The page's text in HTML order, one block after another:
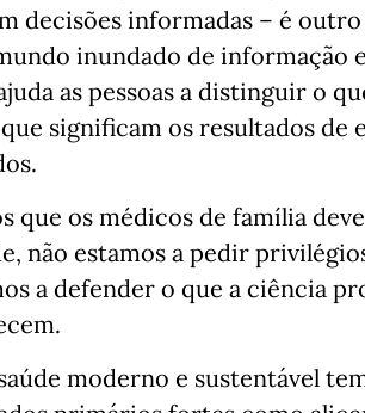
decisões informadas – é
inundado de informação
as pessoas a distinguir o
significam os resultados de
que os médicos de família
não estamos a pedir
a defender o que a ciência
moderno e sustentável